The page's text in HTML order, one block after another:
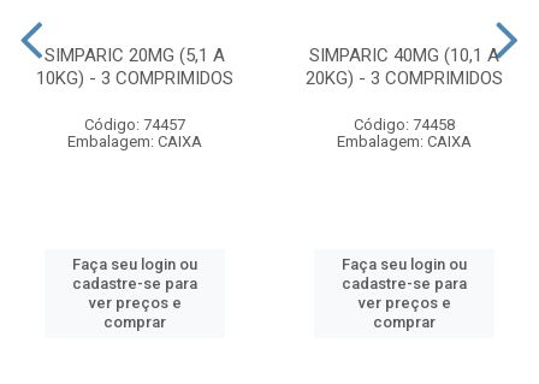
SIMPARIC 20MG (5,1 A
10KG) - 3 COMPRIMIDOS
Código: 74457
Embalagem: CAIXA
Faça seu login ou
cadastre-se para
ver preços e
comprar
SIMPARIC 40MG (10,1 A
20KG) - 3 COMPRIMIDOS
Código: 74458
Embalagem: CAIXA
Faça seu login ou
cadastre-se para
ver preços e
comprar